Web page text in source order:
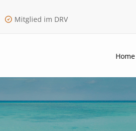
Mitglied im DRV
Home